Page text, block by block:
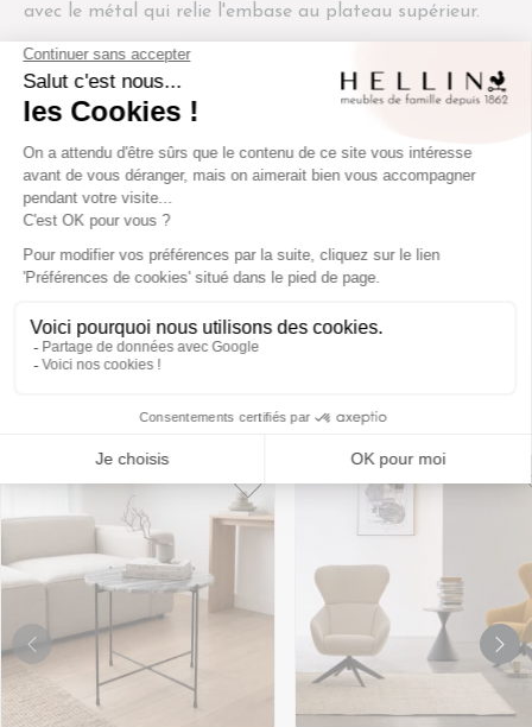
avec le métal qui relie l'embase au plateau supérieur.
Fiche technique
Colis
Vous aimerez aussi